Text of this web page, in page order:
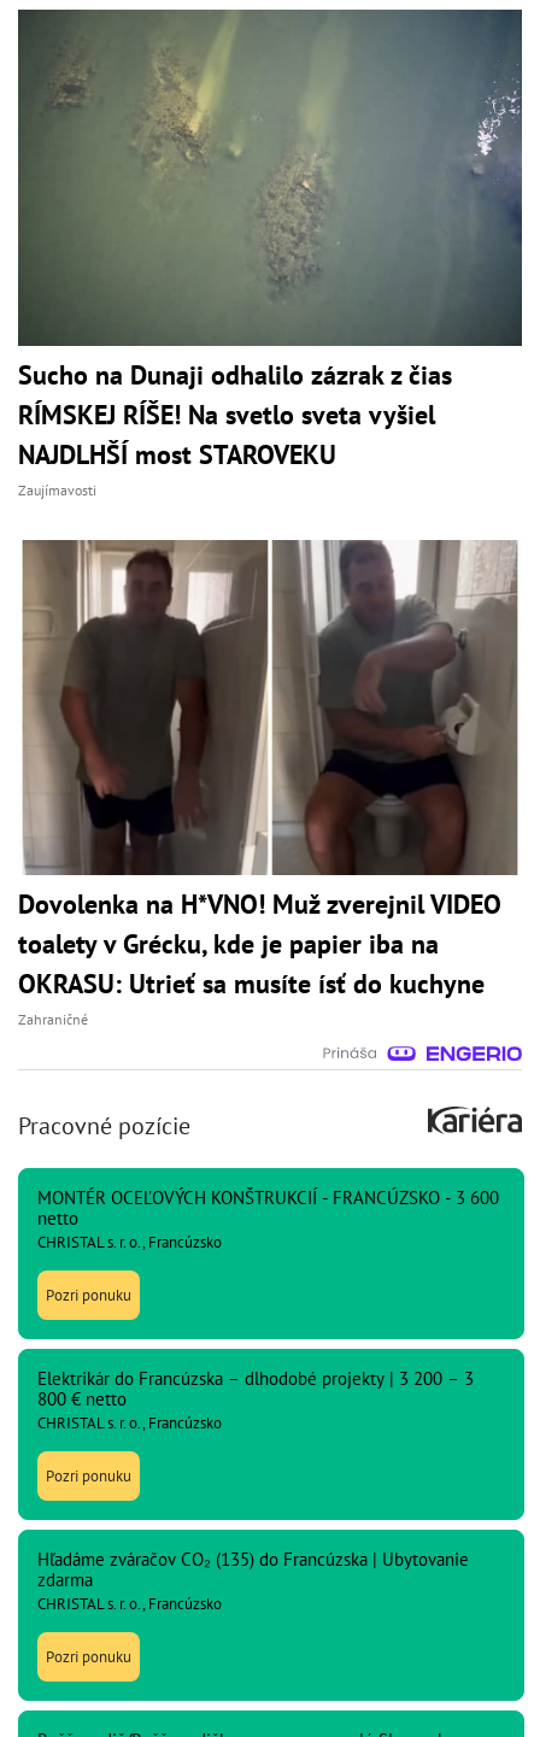
Sucho na Dunaji odhalilo zázrak z čias
RÍMSKEJ RÍŠE! Na svetlo sveta vyšiel
NAJDLHŠÍ most STAROVEKU
Zaujímavosti
Dovolenka na H*VNO! Muž zverejnil VIDEO
toalety v Grécku, kde je papier iba na
OKRASU: Utrieť sa musíte ísť do kuchyne
Zahraničné
Pracovné pozície
MONTÉR OCEĽOVÝCH KONŠTRUKCIÍ - FRANCÚZSKO - 3 600
netto
CHRISTAL s. r. o., Francúzsko
Pozri ponuku
Elektrikár do Francúzska – dlhodobé projekty | 3 200 – 3
800 € netto
CHRISTAL s. r. o., Francúzsko
Pozri ponuku
Hľadáme zváračov CO₂ (135) do Francúzska | Ubytovanie
zdarma
CHRISTAL s. r. o., Francúzsko
Pozri ponuku